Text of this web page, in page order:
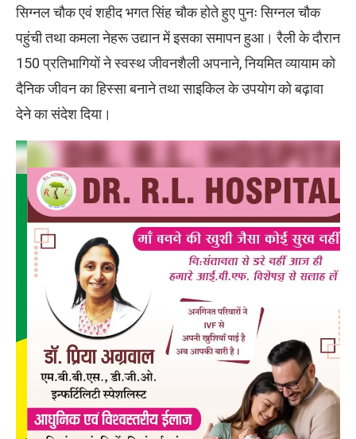
सिग्नल चौक एवं शहीद भगत सिंह चौक होते हुए पुनः सिग्नल चौक
पहुंची तथा कमला नेहरू उद्यान में इसका समापन हुआ। रैली के दौरान
150 प्रतिभागियों ने स्वस्थ जीवनशैली अपनाने, नियमित व्यायाम को
दैनिक जीवन का हिस्सा बनाने तथा साइकिल के उपयोग को बढ़ावा
देने का संदेश दिया।